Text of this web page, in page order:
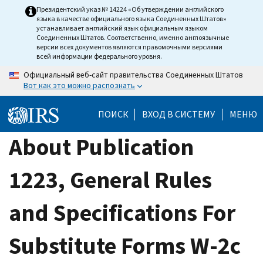
Президентский указ № 14224 «Об утверждении английского
языка в качестве официального языка Соединенных Штатов»
устанавливает английский язык официальным языком
Соединенных Штатов. Соответственно, именно англоязычные
версии всех документов являются правомочными версиями
всей информации федерального уровня.
Официальный веб-сайт правительства Соединенных Штатов
Вот как это можно распознать
ПОИСК ВХОД В СИСТЕМУ МЕНЮ
About Publication
1223, General Rules
and Specifications For
Substitute Forms W-2c